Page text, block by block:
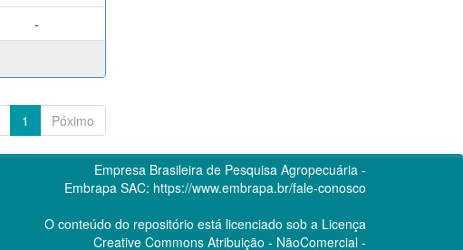
-
1 Póximo
Empresa Brasileira de Pesquisa Agropecuária -
Embrapa SAC: https://www.embrapa.br/fale-conosco
O conteúdo do repositório está licenciado sob a Licença
Creative CommonsAtribuição - NãoComercial -